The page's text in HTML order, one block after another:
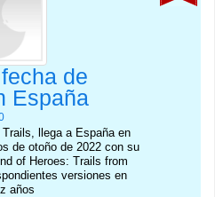
de
España
Trails, llega a España en
de otoño de 2022 con su
of Heroes: Trails from
versiones en
años